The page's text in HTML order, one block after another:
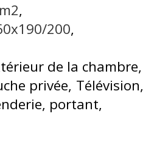
m2
200
de la chambre
privée Télévision
portant